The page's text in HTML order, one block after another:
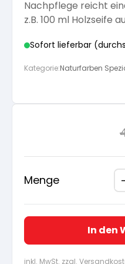
Nachpflege reicht
z.B. 100 ml Holzseife
Sofort lieferbar
Kategorie:Naturfarben
Menge
In den
inkl. MwSt. zzgl.